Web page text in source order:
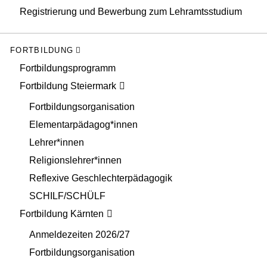
Registrierung und Bewerbung zum Lehramtsstudium
FORTBILDUNG
Fortbildungsprogramm
Fortbildung Steiermark
Fortbildungsorganisation
Elementarpädagog*innen
Lehrer*innen
Religionslehrer*innen
Reflexive Geschlechterpädagogik
SCHILF/SCHÜLF
Fortbildung Kärnten
Anmeldezeiten 2026/27
Fortbildungsorganisation